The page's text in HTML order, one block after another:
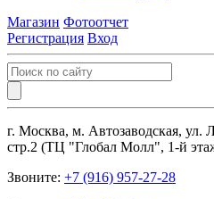
Магазин Фотоотчет
Регистрация Вход
г. Москва, м. Автозаводская, ул.
стр.2 (ТЦ "Глобал Молл", 1-й
Звоните: +7 (916) 957-27-28